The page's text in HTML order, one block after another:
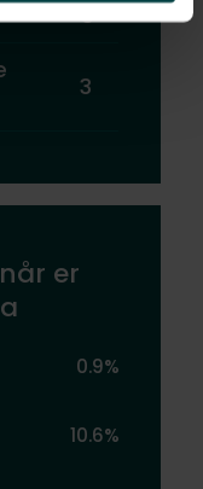
5
3
er
0.9%
10.6%